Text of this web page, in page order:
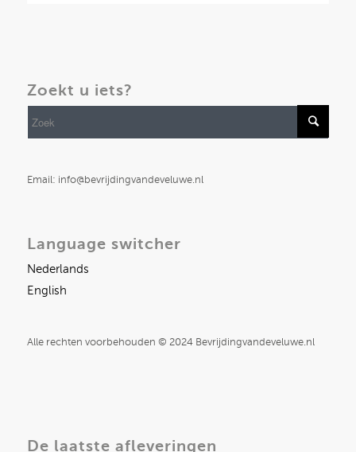
Zoekt u iets?
Email: info@bevrijdingvandeveluwe.nl
Language switcher
Nederlands
English
Alle rechten voorbehouden © 2024 Bevrijdingvandeveluwe.nl
De laatste afleveringen